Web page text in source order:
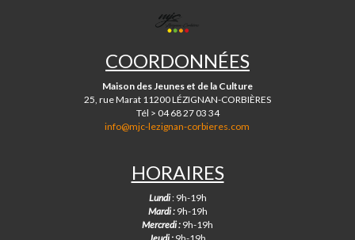
MJC
DE
CORBIÈRES
COORDONNÉES
Maison des Jeunes et de la Culture
25, rue Marat 11200 LÉZIGNAN-CORBIÈRES
Tél > 04 68 27 03 34
info@mjc-lezignan-corbieres.com
HORAIRES
Lundi: 9h-19h
Mardi :9h-19h
Mercredi : 9h-19h